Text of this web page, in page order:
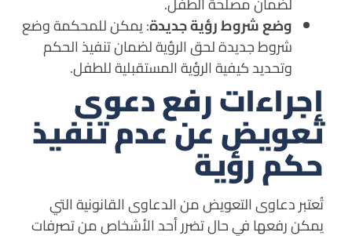
وضع شروط رؤية جديدة: يمكن للمحكمة وضع
شروط جديدة لحق الرؤية لضمان تنفيذ الحكم
وتحديد كيفية الرؤية المستقبلية للطفل.
إجراءات رفع دعوى
تعويض عن عدم تنفيذ
حكم رؤية
تُعتبر دعاوى التعويض من الدعاوى القانونية التي
يمكن رفعها في حال تضرر أحد الأشخاص من تصرفات